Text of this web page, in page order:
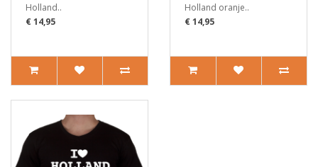
Holland..
€ 14,95
Holland oranje..
€ 14,95